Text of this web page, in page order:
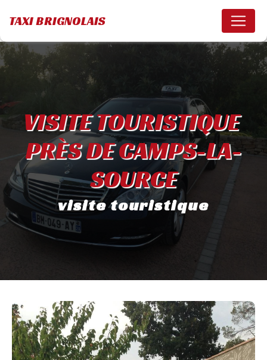
TAXI BRIGNOLAIS
VISITE TOURISTIQUE
PRÈS DE CAMPS-LA-
SOURCE
visite touristique